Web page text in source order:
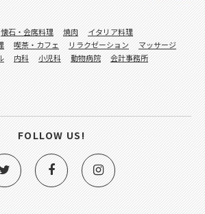
懐石・会席料理 焼肉
イタリア料理
喫茶・カフェ リラクゼーション
マッサージ
内科 小児科 動物病院
会計事務所
FOLLOW US!